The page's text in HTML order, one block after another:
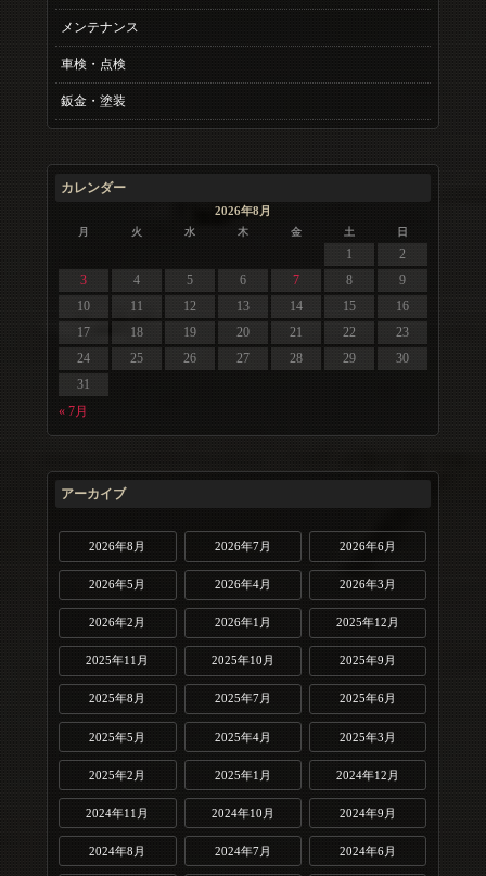
メンテナンス
車検・点検
鈑金・塗装
カレンダー
2026年8月
月 火 水 木 金 土 日
« 7月
1
2
3
4 5 6 7 8
9
10
11 12 13 14 15
16
17
18 19 20 21 22
23
24
25 26 27 28 29
30
31
アーカイブ
2026年8月 2026年7月 2026年6月
2026年5月 2026年4月 2026年3月
2026年2月 2026年1月 2025年12月
2025年11月 2025年10月 2025年9月
2025年8月 2025年7月 2025年6月
2025年5月 2025年4月 2025年3月
2025年2月 2025年1月 2024年12月
2024年11月 2024年10月 2024年9月
2024年8月 2024年7月 2024年6月